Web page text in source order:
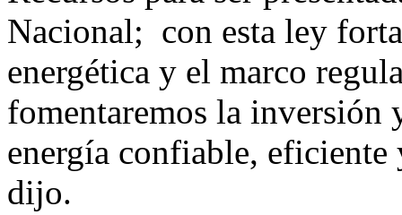
Nacional; con esta ley
energética y el marco
fomentaremos la inversión
energía confiable, eficiente
dijo.